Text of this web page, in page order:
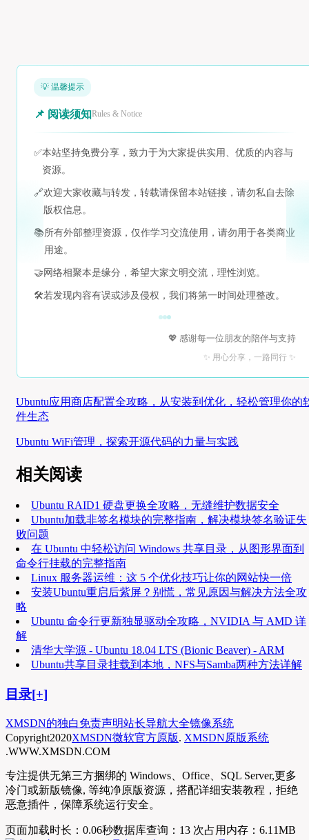
💡 温馨提示
📌 阅读须知Rules & Notice
✅本站坚持免费分享，致力于为大家提供实用、优质的内容与
资源。
🔗欢迎大家收藏与转发，转载请保留本站链接，请勿私自去除
版权信息。
📚所有外部整理资源，仅作学习交流使用，请勿用于各类商业
用途。
🤝 网络相聚本是缘分，希望大家文明交流，理性浏览。
🛠️若发现内容有误或涉及侵权，我们将第一时间处理整改。
💖 感谢每一位朋友的陪伴与支持
✨ 用心分享，一路同行 ✨
Ubuntu应用商店配置全攻略，从安装到优化，轻松管理你的
件生态
Ubuntu WiFi管理，探索开源代码的力量与实践
相关阅读
Ubuntu RAID1 硬盘更换全攻略，无缝维护数据安全
Ubuntu加载非签名模块的完整指南，解决模块签名验证失
败问题
在 Ubuntu 中轻松访问 Windows 共享目录，从图形界面到
命令行挂载的完整指南
Linux 服务器运维：这 5 个优化技巧让你的网站快一倍
安装Ubuntu重启后紫屏？别慌，常见原因与解决方法全攻
略
Ubuntu 命令行更新独显驱动全攻略，NVIDIA 与 AMD 详
解
清华大学源 - Ubuntu 18.04 LTS (Bionic Beaver) - ARM
Ubuntu共享目录挂载到本地，NFS与Samba两种方法详解
目录[+]
XMSDN的独白免责声明站长导航大全镜像系统
Copyright2020XMSDN微软官方原版. XMSDN原版系统
.WWW.XMSDN.COM
专注提供无第三方捆绑的 Windows、Office、SQL Server,更多
冷门或新版镜像, 等纯净原版资源，搭配详细安装教程，拒绝
恶意插件，保障系统运行安全。
页面加载时长：0.06秒数据库查询：13 次占用内存：6.11MB